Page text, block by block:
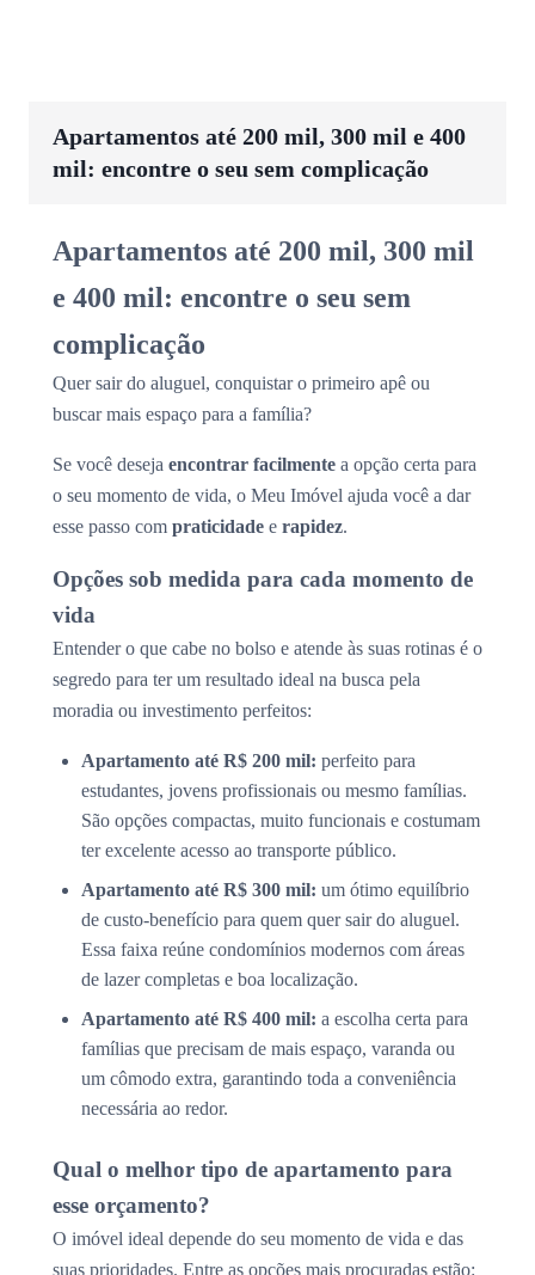
Apartamentos até 200 mil, 300 mil e 400
mil: encontre o seu sem complicação
Apartamentos até 200 mil, 300 mil
e 400 mil: encontre o seu sem
complicação
Quer sair do aluguel, conquistar o primeiro apê ou
buscar mais espaço para a família?
Se você deseja encontrar facilmente a opção certa para
o seu momento de vida, o Meu Imóvel ajuda você a dar
esse passo com praticidade e rapidez.
Opções sob medida para cada momento de
vida
Entender o que cabe no bolso e atende às suas rotinas é o
segredo para ter um resultado ideal na busca pela
moradia ou investimento perfeitos:
Apartamento até R$ 200 mil: perfeito para
estudantes, jovens profissionais ou mesmo famílias.
São opções compactas, muito funcionais e costumam
ter excelente acesso ao transporte público.
Apartamento até R$ 300 mil: um ótimo equilíbrio
de custo-benefício para quem quer sair do aluguel.
Essa faixa reúne condomínios modernos com áreas
de lazer completas e boa localização.
Apartamento até R$ 400 mil: a escolha certa para
famílias que precisam de mais espaço, varanda ou
um cômodo extra, garantindo toda a conveniência
necessária ao redor.
Qual o melhor tipo de apartamento para
esse orçamento?
O imóvel ideal depende do seu momento de vida e das
suas prioridades. Entre as opções mais procuradas estão: